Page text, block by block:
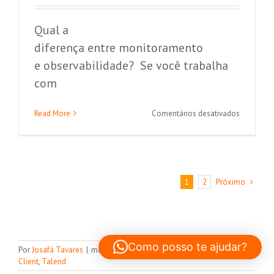
Qual a
diferença entre monitoramento
e observabilidade? Se você trabalha
com
Read More Comentários desativados
e
1 2 Próximo
PorJosafá Tavares | maio 7th, 2024 | Migração de dados,Qlik Gold
Client, Talend
Como posso te ajudar?